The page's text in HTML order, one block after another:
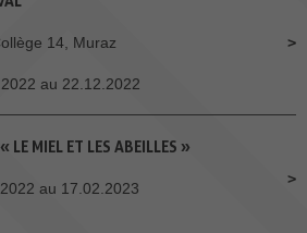
14, Muraz
au 22.12.2022
LE MIEL ET LES ABEILLES »
au 17.02.2023